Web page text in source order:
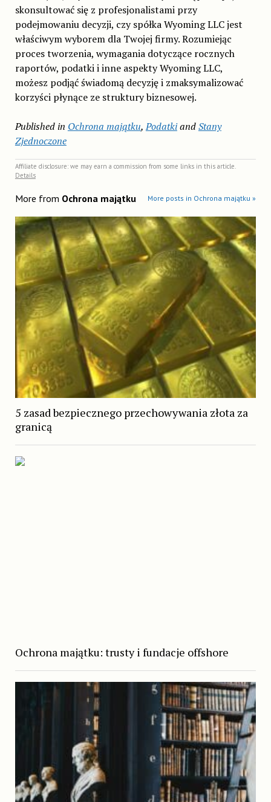
skonsultować się z profesjonalistami przy
podejmowaniu decyzji, czy spółka Wyoming LLC jest
właściwym wyborem dla Twojej firmy. Rozumiejąc
proces tworzenia, wymagania dotyczące rocznych
raportów, podatki i inne aspekty Wyoming LLC,
możesz podjąć świadomą decyzję i zmaksymalizować
korzyści płynące ze struktury biznesowej.
Published in Ochrona majątku,PodatkiandStany
Zjednoczone
Affiliate disclosure: we may earn a commission from some links in this article.
Details
More from Ochrona majątku More posts in Ochrona majątku »
5 zasad bezpiecznego przechowywania złota za
granicą
Ochrona majątku: trusty i fundacje offshore